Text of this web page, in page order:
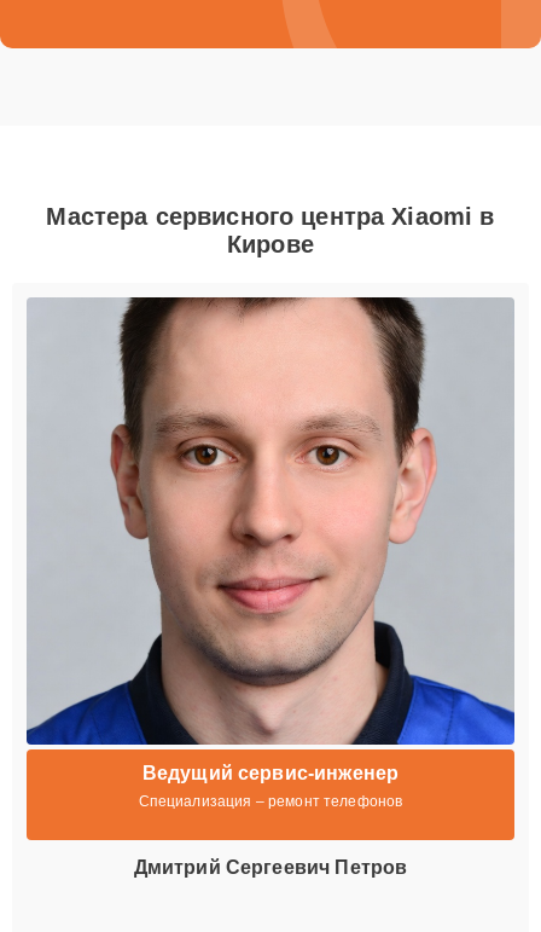
Мастера сервисного центра Xiaomi в
Кирове
Ведущий сервис-инженер
Специализация – ремонт телефонов
Дмитрий Сергеевич Петров